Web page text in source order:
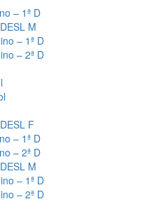
– 1ª D
M
– 1ª D
– 2ª D
F
– 1ª D
– 2ª D
M
– 1ª D
– 2ª D